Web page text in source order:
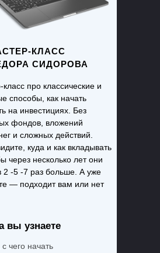
вы узнаете
КЛАСС
СИДОРОВА
про классические и
способы, как начать
на инвестициях. Без
фондов, вложений
и сложных действий.
куда и как вкладывать
через несколько лет они
2 -5 -7 раз больше. А уже
— подходит вам или нет
чего начать